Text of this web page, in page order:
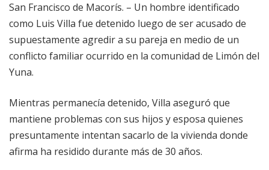
San Francisco de Macorís. – Un hombre identificado
como Luis Villa fue detenido luego de ser acusado de
supuestamente agredir a su pareja en medio de un
conflicto familiar ocurrido en la comunidad de Limón del
Yuna.
Mientras permanecía detenido, Villa aseguró que
mantiene problemas con sus hijos y esposa quienes
presuntamente intentan sacarlo de la vivienda donde
afirma ha residido durante más de 30 años.